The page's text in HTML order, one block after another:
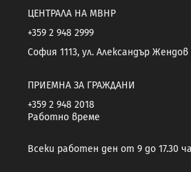
ЦЕНТРАЛА НА МВНР
+359 2 948 2999
София 1113, ул. Александър Жендов
ПРИЕМНА ЗА ГРАЖДАНИ
+359 2 948 2018
Работно време
Всеки работен ден от 9 до 17.30